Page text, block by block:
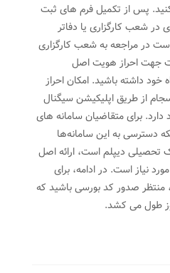
پس از تکمیل فرم های ثبت
در شعب کارگزاری یا دفاتر
در مراجعه به شعب کارگزاری
جهت احراز هویت اصل
داشته باشید. امکان احراز
از طریق اپلیکیشن سیگنال
برای متقاضیان سامانه های
دسترسی به این سامانه‌ها
دیپلم است، ارائه اصل
نیاز است. در ادامه، برای
منتظر صدور کد بورسی باشید که